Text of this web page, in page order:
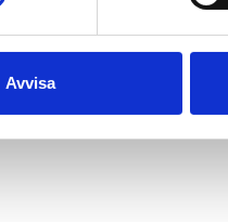
Avvisa